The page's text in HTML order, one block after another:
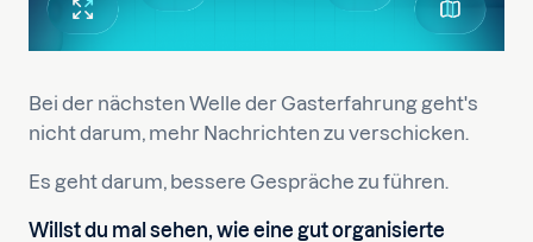
Bei der nächsten Welle der Gasterfahrung geht's
nicht darum, mehr Nachrichten zu verschicken.
Es geht darum, bessere Gespräche zu führen.
Willst du mal sehen, wie eine gut organisierte